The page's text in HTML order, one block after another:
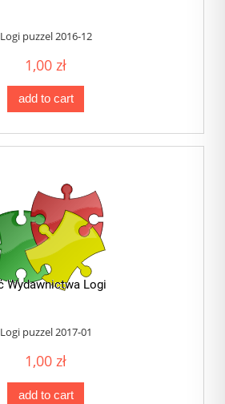
Logi puzzel 2016-12
1,00 zł
add to cart
Logi puzzel 2017-01
1,00 zł
add to cart